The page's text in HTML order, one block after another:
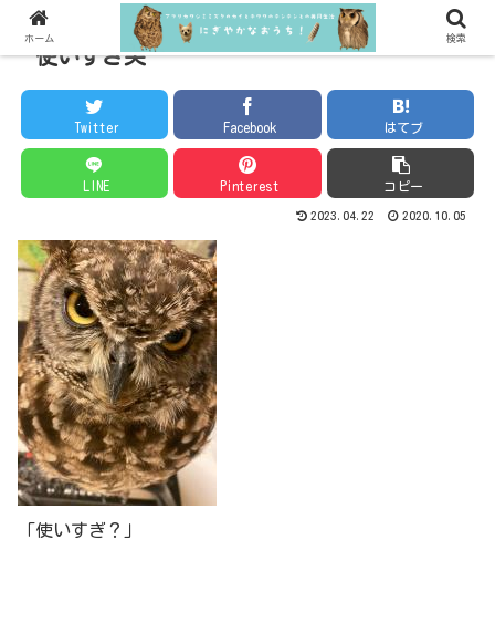
使いすぎ笑
Twitter Facebook はてブ
LINE Pinterest コピー
2023.04.22 2020.10.05
「使いすぎ？」
ホーム 検索